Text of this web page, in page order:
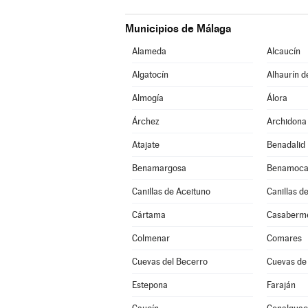
Municipios de Málaga
Alameda Alcaucín
Algatocín Alhaurín
Almogía Álora
Árchez Archidona
Atajate Benadalid
Benamargosa
Canillas de Aceituno Canillas
Cártama
Colmenar Comares
Cuevas del Becerro Cuevas
Estepona Faraján